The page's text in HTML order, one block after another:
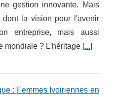
gestion innovante. Mais
la vision pour l'avenir
entreprise, mais aussi
mondiale ? L'héritage [...]
: Femmes Ivoiriennes en